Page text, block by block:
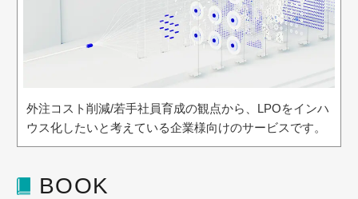
外注コスト削減/若手社員育成の観点から、LPOをインハ
ウス化したいと考えている企業様向けのサービスです。
BOOK